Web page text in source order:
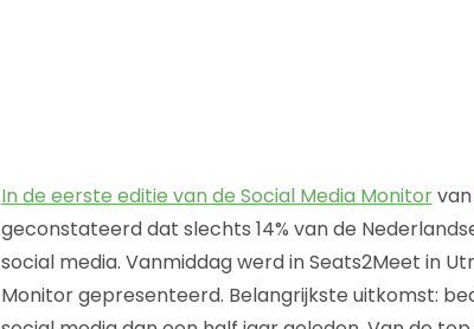
In de eerste editie van de Social Media Monitorvan
geconstateerd dat slechts 14% van de
social media. Vanmiddag werd in Seats2Meet in
Monitor gepresenteerd. Belangrijkste uitkomst: